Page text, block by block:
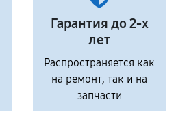
Гарантия до 2-х
лет
Распространяется как
на ремонт, так и на
запчасти